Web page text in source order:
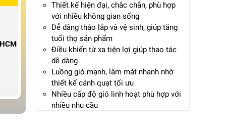
Thiết kế hiện đại, chắc chắn, phù hợp
với nhiều không gian sống
Dễ dàng tháo lắp và vệ sinh, giúp tăng
tuổi thọ sản phẩm
Điều khiển từ xa tiện lợi giúp thao tác
dễ dàng
Luồng gió mạnh, làm mát nhanh nhờ
thiết kế cánh quạt tối ưu
Nhiều cấp độ gió linh hoạt phù hợp với
nhiều nhu cầu